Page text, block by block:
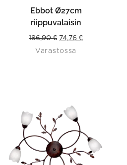
Ebbot Ø27cm
riippuvalaisin
186,90€ Original
price
74,76 €Current
Varastossa